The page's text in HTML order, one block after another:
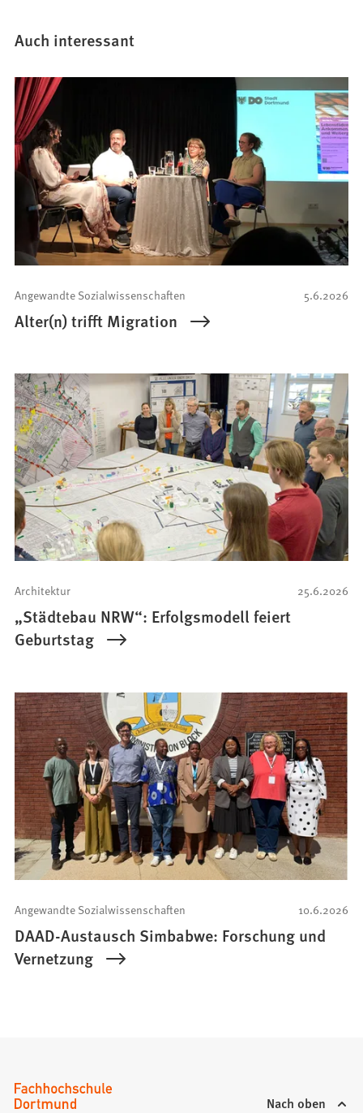
Auch interessant
5.6.2026
Angewandte Sozialwissenschaften
Alter(n) trifft Migration
25.6.2026
Architektur
„Städtebau NRW“: Erfolgsmodell feiert
Geburtstag
10.6.2026
Angewandte Sozialwissenschaften
DAAD-Austausch Simbabwe: Forschung und
Vernetzung
Nach oben